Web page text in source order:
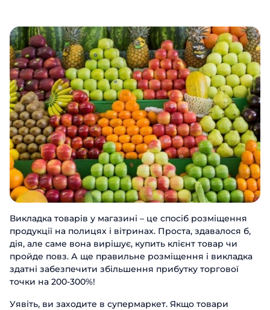
Викладка товарів у магазині – це спосіб розміщення
продукції на полицях і вітринах. Проста, здавалося б,
дія, але саме вона вирішує, купить клієнт товар чи
пройде повз. А ще правильне розміщення і викладка
здатні забезпечити збільшення прибутку торгової
точки на 200-300%!
Уявіть, ви заходите в супермаркет. Якщо товари